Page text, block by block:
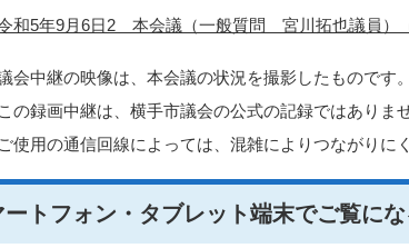
和5年9月6日2 本会議（一般質問 宮川拓也議員）
会中継の映像は、本会議の状況を撮影したものです。
この録画中継は、横手市議会の公式の記録ではありませ
ご使用の通信回線によっては、混雑によりつながりに
ートフォン・タブレット端末でご覧に